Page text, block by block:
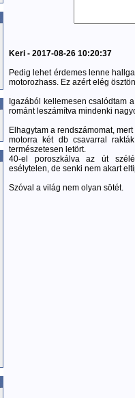
Keri - 2017-08-26 10:20:37
Pedig lehet érdemes lenne
motorozhass. Ez azért elég
Igazából kellemesen csalódtam
románt leszámítva mindenki
Elhagytam a rendszámomat,
motorra két db csavarral
természetesen letört.
40-el poroszkálva az út
esélytelen, de senki nem akart
Szóval a világ nem olyan sötét.